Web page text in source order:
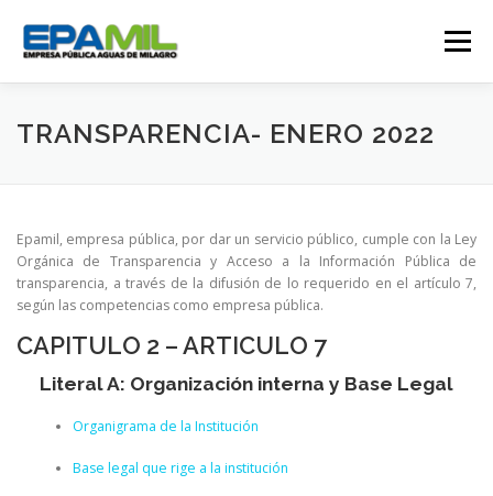
contenido
Menú
CONÓCENOS CONTÁCTENOS
GESTIÓN OPERATIVA CAMPAÑAS
TRANSPARENCIA- ENERO 2022
Epamil, empresa pública, por dar un servicio público, cumple con la Ley
Orgánica de Transparencia y Acceso a la Información Pública de
transparencia, a través de la difusión de lo requerido en el artículo 7,
según las competencias como empresa pública.
CAPITULO 2 – ARTICULO 7
Literal A: Organización interna y Base Legal
Organigrama de la Institución
Base legal que rige a la institución